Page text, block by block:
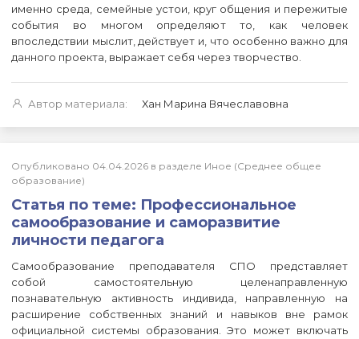
именно среда, семейные устои, круг общения и пережитые
события во многом определяют то, как человек
впоследствии мыслит, действует и, что особенно важно для
данного проекта, выражает себя через творчество.
Автор материала: Хан Марина Вячеславовна
Опубликовано 04.04.2026 в разделе Иное (Среднее общее
образование)
Статья по теме: Профессиональное
самообразование и саморазвитие
личности педагога
Самообразование преподавателя СПО представляет
собой самостоятельную целенаправленную
познавательную активность индивида, направленную на
расширение собственных знаний и навыков вне рамок
официальной системы образования. Это может включать